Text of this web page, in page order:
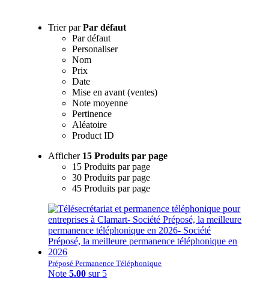
Trier parPar défaut
Par défaut
Personaliser
Nom
Prix
Date
Mise en avant (ventes)
Note moyenne
Pertinence
Aléatoire
Product ID
Afficher 15 Produits par page
15 Produits par page
30 Produits par page
45 Produits par page
Préposé Permanence Téléphonique
Note5.00 sur 5